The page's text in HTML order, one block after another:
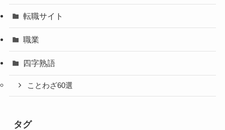
転職サイト
職業
四字熟語
ことわざ60選
タグ